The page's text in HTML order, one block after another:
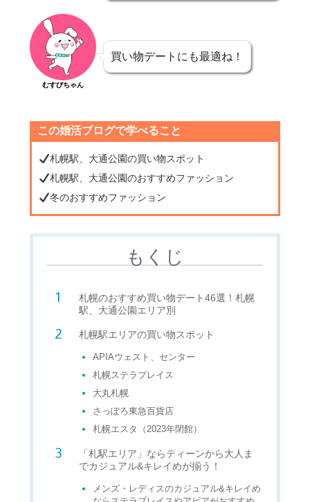
むすびちゃん
買い物デートにも最適ね！
この婚活ブログで学べること
札幌駅、大通公園の買い物スポット
札幌駅、大通公園のおすすめファッション
冬のおすすめファッション
もくじ
札幌のおすすめ買い物デート46選！札幌
駅、大通公園エリア別
札幌駅エリアの買い物スポット
APIAウェスト、センター
札幌ステラプレイス
大丸札幌
さっぽろ東急百貨店
札幌エスタ（2023年閉館）
「札駅エリア」ならティーンから大人ま
でカジュアル&キレイめが揃う！
メンズ・レディスのカジュアル&キレイめ